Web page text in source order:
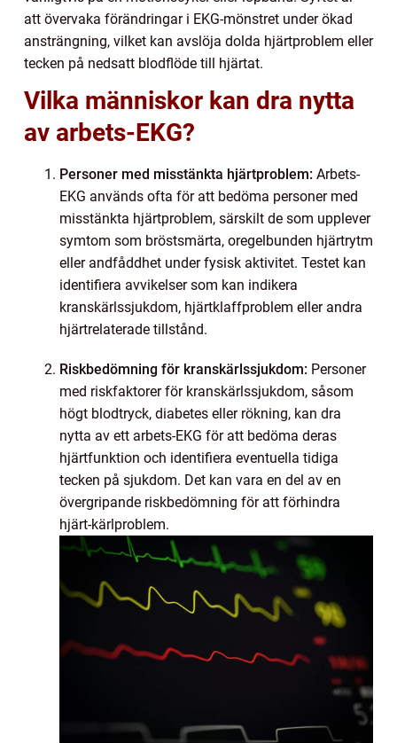
att övervaka förändringar i EKG-mönstret under ökad
ansträngning, vilket kan avslöja dolda hjärtproblem eller
tecken på nedsatt blodflöde till hjärtat.
Vilka människor kan dra nytta
av arbets-EKG?
Personer med misstänkta hjärtproblem: Arbets-
EKG används ofta för att bedöma personer med
misstänkta hjärtproblem, särskilt de som upplever
symtom som bröstsmärta, oregelbunden hjärtrytm
eller andfåddhet under fysisk aktivitet. Testet kan
identifiera avvikelser som kan indikera
kranskärlssjukdom, hjärtklaffproblem eller andra
hjärtrelaterade tillstånd.
Riskbedömning för kranskärlssjukdom: Personer
med riskfaktorer för kranskärlssjukdom, såsom
högt blodtryck, diabetes eller rökning, kan dra
nytta av ett arbets-EKG för att bedöma deras
hjärtfunktion och identifiera eventuella tidiga
tecken på sjukdom. Det kan vara en del av en
övergripande riskbedömning för att förhindra
hjärt-kärlproblem.